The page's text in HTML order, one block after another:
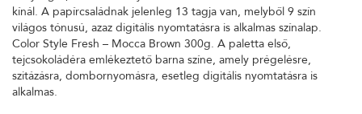
kínál. A papírcsaládnak jelenleg 13 tagja van, melyből 9 szín
világos tónusú, azaz digitális nyomtatásra is alkalmas színalap.
Color Style Fresh – Mocca Brown 300g. A paletta első,
tejcsokoládéra emlékeztető barna színe, amely prégelésre,
szitázásra, dombornyomásra, esetleg digitális nyomtatásra is
alkalmas.